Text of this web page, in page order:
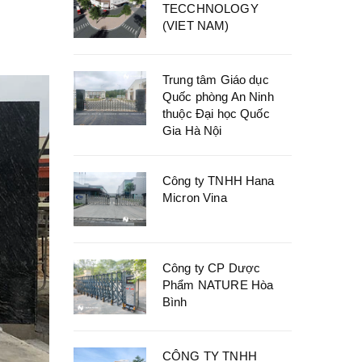
TECCHNOLOGY
(VIET NAM)
Trung tâm Giáo dục
Quốc phòng An Ninh
thuộc Đại học Quốc
Gia Hà Nội
Công ty TNHH Hana
Micron Vina
Công ty CP Dược
Phẩm NATURE Hòa
Bình
CÔNG TY TNHH